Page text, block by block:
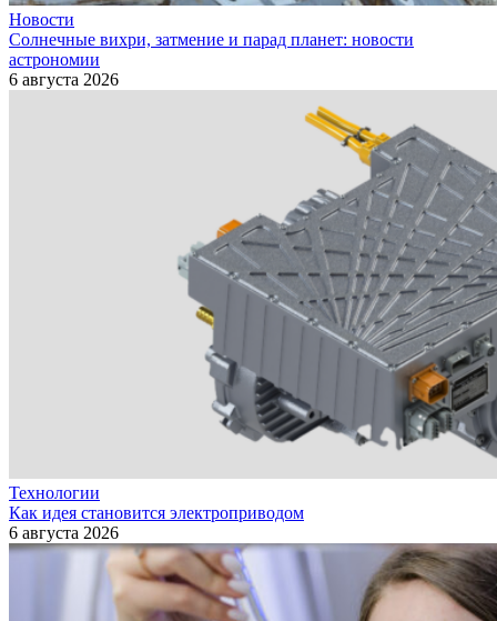
Новости
Солнечные вихри, затмение и парад планет: новости
астрономии
6 августа 2026
Технологии
Как идея становится электроприводом
6 августа 2026